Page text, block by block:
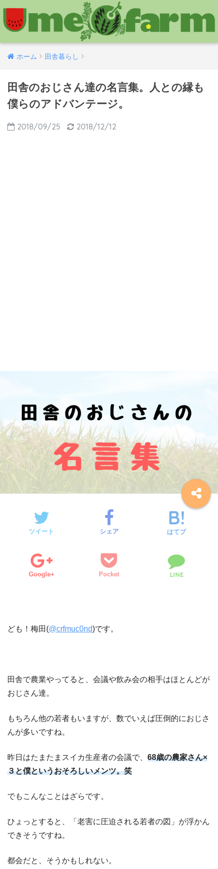
ホーム 田舎暮らし
田舎のおじさん達の名言集。人との縁も
僕らのアドバンテージ。
2018/09/25 2018/12/12
ツイート シェア はてブ
Google+ Pocket LINE
ども！梅田(@crfmuc0nd)です。
田舎で農業やってると、会議や飲み会の相手はほとんどが
おじさん達。
もちろん他の若者もいますが、数でいえば圧倒的におじさ
んが多いですね。
昨日はたまたまスイカ生産者の会議で、 68歳の農家さん×
３と僕というおそろしいメンツ。笑
でもこんなことはざらです。
ひょっとすると、「老害に圧迫される若者の図」が浮かん
できそうですね。
都会だと、そうかもしれない。